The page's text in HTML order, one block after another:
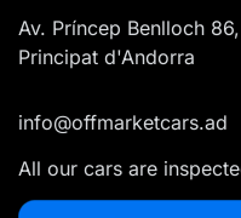
Av. Príncep Benlloch
Principat d'Andorra
info@offmarketcars.ad
All our cars are